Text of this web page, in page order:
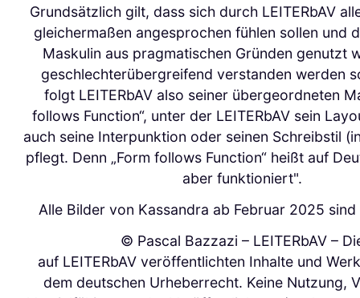
Grundsätzlich gilt, dass sich durch LEITERbAV
gleichermaßen angesprochen fühlen sollen und
Maskulin aus pragmatischen Gründen genutzt
geschlechterübergreifend verstanden werden
folgt LEITERbAV also seiner übergeordneten
follows Function“, unter der LEITERbAV sein
auch seine Interpunktion oder seinen Schreibstil
pflegt. Denn „Form follows Function“ heißt auf
aber funktioniert".
Alle Bilder von Kassandra ab Februar 2025
© Pascal Bazzazi – LEITERbAV –
auf LEITERbAV veröffentlichten Inhalte und
dem deutschen Urheberrecht. Keine Nutzung,